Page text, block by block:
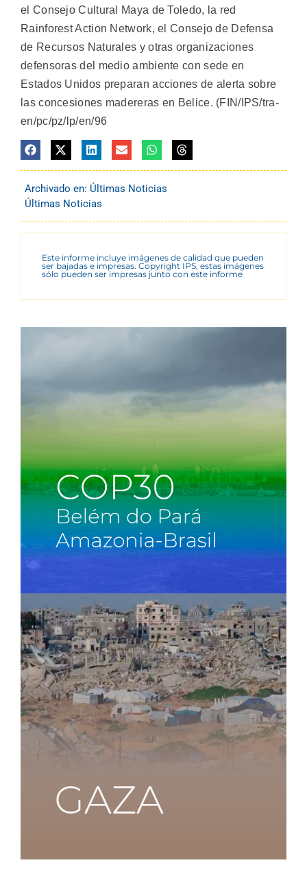
el Consejo Cultural Maya de Toledo, la red
Rainforest Action Network, el Consejo de Defensa
de Recursos Naturales y otras organizaciones
defensoras del medio ambiente con sede en
Estados Unidos preparan acciones de alerta sobre
las concesiones madereras en Belice. (FIN/IPS/tra-
en/pc/pz/lp/en/96
Archivado en: Últimas Noticias
Últimas Noticias
Este informe incluye imágenes de calidad que pueden
ser bajadas e impresas. Copyright IPS, estas imágenes
sólo pueden ser impresas junto con este informe